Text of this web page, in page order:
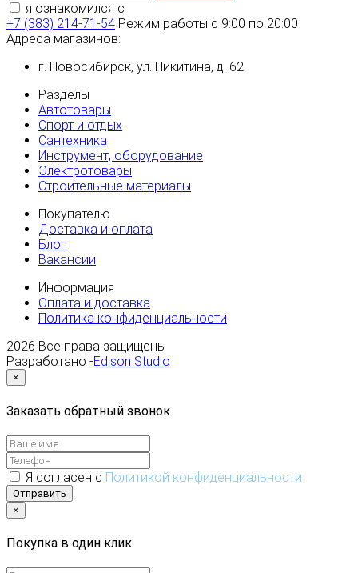
я ознакомился с
+7 (383) 214-71-54 Режим работы с 9:00 по 20:00
Адреса магазинов:
г. Новосибирск, ул. Никитина, д. 62
Разделы
Автотовары
Спорт и отдых
Сантехника
Инструмент, оборудование
Электротовары
Строительные материалы
Покупателю
Доставка и оплата
Блог
Вакансии
Информация
Оплата и доставка
Политика конфиденциальности
2026 Все права защищены
Разработано -Edison Studio
×
Заказать обратный звонок
Я согласен с Политикой конфиденциальности
Отправить
×
Покупка в один клик